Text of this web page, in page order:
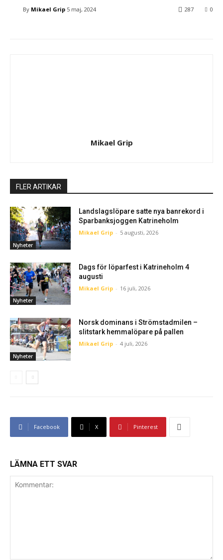
By Mikael Grip 5 maj, 2024 0
287
Mikael Grip
FLER ARTIKAR
Nyheter
Landslagslöpare satte nya banrekord i
Sparbanksjoggen Katrineholm
Mikael Grip - 5 augusti, 2026
Nyheter
Dags för löparfest i Katrineholm 4
augusti
Mikael Grip - 16 juli, 2026
Nyheter
Norsk dominans i Strömstadmilen –
slitstark hemmalöpare på pallen
Mikael Grip - 4 juli, 2026
Facebook X Pinterest
LÄMNA ETT SVAR